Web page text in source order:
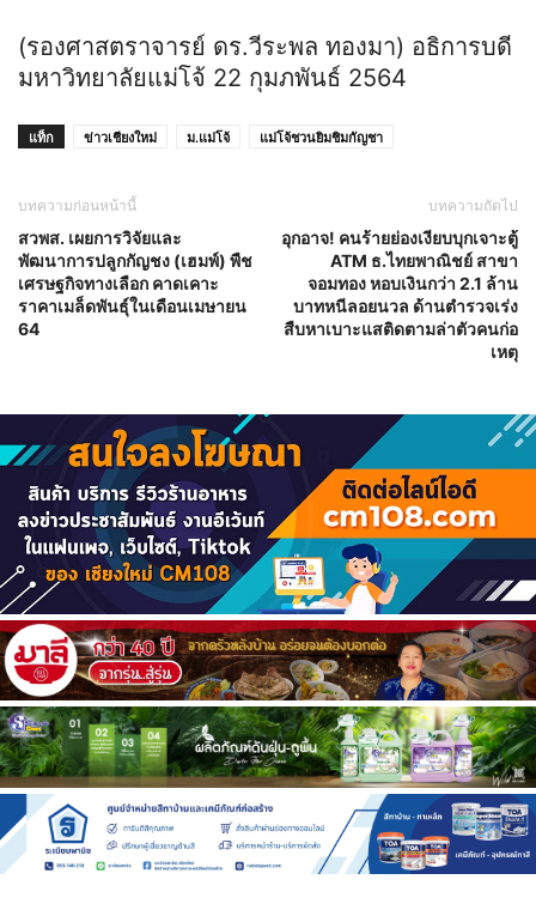
(รองศาสตราจารย์ ดร.วีระพล ทองมา) อธิการบดี
มหาวิทยาลัยแม่โจ้ 22 กุมภพันธ์ 2564
แท็ก ข่าวเชียงใหม่ ม.แม่โจ้ แม่โจ้ชวนยิมชิมกัญชา
บทความก่อนหน้านี้
สวพส. เผยการวิจัยและ
พัฒนาการปลูกกัญชง (เฮมพ์) พืช
เศรษฐกิจทางเลือก คาดเคาะ
ราคาเมล็ดพันธุ์ในเดือนเมษายน
64
บทความถัดไป
อุกอาจ! คนร้ายย่องเงียบบุกเจาะตู้
ATM ธ.ไทยพาณิชย์ สาขา
จอมทอง หอบเงินกว่า 2.1 ล้าน
บาทหนีลอยนวล ด้านตำรวจเร่ง
สืบหาเบาะแสติดตามล่าตัวคนก่อ
เหตุ